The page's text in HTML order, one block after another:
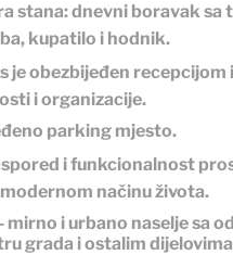
stana: dnevni boravak sa
kupatilo i hodnik.
je obezbijeđen recepcijom
i organizacije.
parking mjesto.
i funkcionalnost
načinu života.
mirno i urbano naselje sa
grada i ostalim